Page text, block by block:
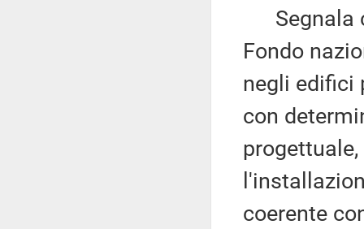
Segnala
Fondo
negli edifici
con
coerente